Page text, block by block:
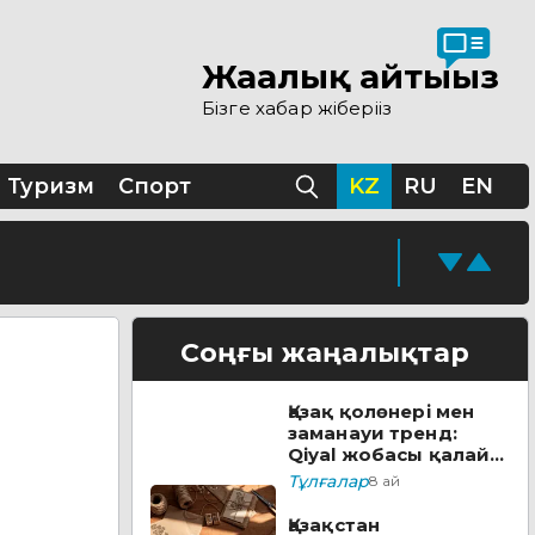
Жаңалық айтыңыз
Бізге хабар жіберіңіз
Туризм Спорт KZ RU EN
жүріп жатырСоңғы жаңалықтар
Қазақ қолөнері мен
заманауи тренд:
Qiyal жобасы қалай
әлеуметтік лифтке
айналды?
Тұлғалар8 ай
Қазақстан